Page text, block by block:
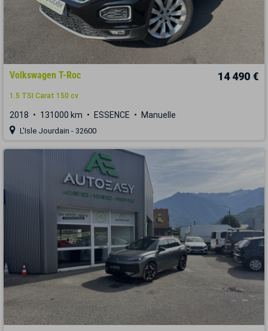
Volkswagen T-Roc 14 490 €
1.5 TSI Carat 150 cv
2018 131000 km ESSENCE Manuelle
L'Isle Jourdain - 32600